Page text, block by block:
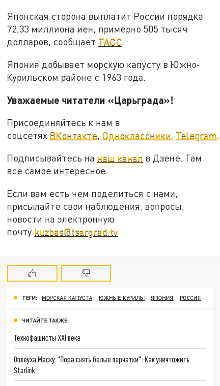
Японская сторона выплатит России порядка
72,33 миллиона иен, примерно 505 тысяч
долларов, сообщает ТАСС.
Япония добывает морскую капусту в Южно-
Курильском районе с 1963 года.
Уважаемые читатели «Царьграда»!
Присоединяйтесь к нам в
соцсетях ВКонтакте, Одноклассники, Telegram.
Подписывайтесь на наш канал в Дзене. Там
все самое интересное.
Если вам есть чем поделиться с нами,
присылайте свои наблюдения, вопросы,
новости на электронную
почту kuzbas@tsargrad.tv
ТЕГИ: МОРСКАЯ КАПУСТА ЮЖНЫЕ КУРИЛЫ ЯПОНИЯ РОССИЯ
ЧИТАЙТЕ ТАКЖЕ:
Технофашисты XXI века
Оплеуха Маску. "Пора снять белые перчатки": Как уничтожить
Starlink